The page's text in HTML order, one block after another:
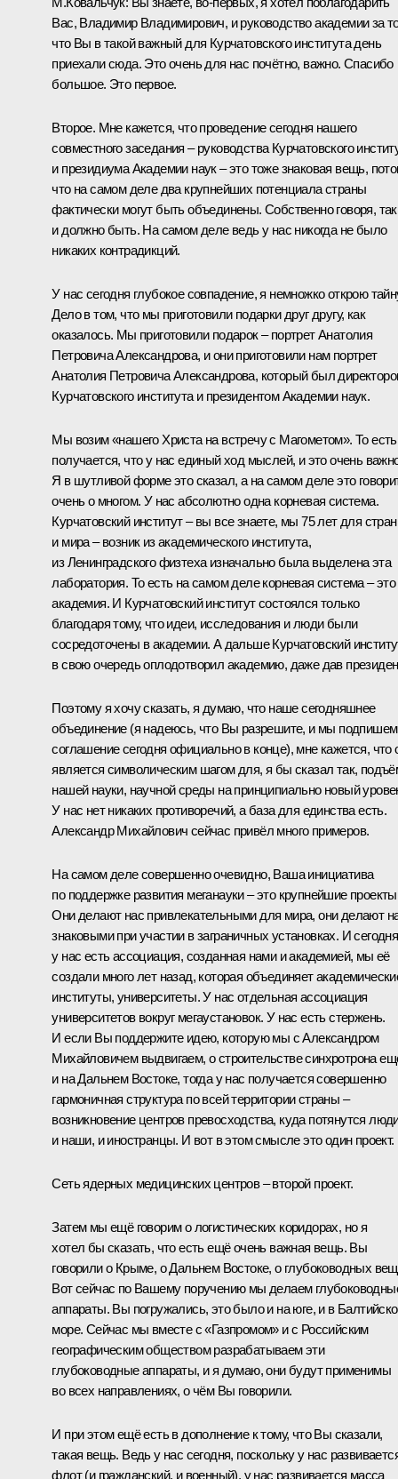
Вас, Владимир Владимирович, и руководство академии за
что Вы в такой важный для Курчатовского института день
приехали сюда. Это очень для нас почётно, важно. Спасибо
большое. Это первое.
Второе. Мне кажется, что проведение сегодня нашего
совместного заседания – руководства Курчатовского
и президиума Академии наук – это тоже знаковая вещь,
что на самом деле два крупнейших потенциала страны
фактически могут быть объединены. Собственно говоря, так
и должно быть. На самом деле ведь у нас никогда не было
никаких контрадикций.
У нас сегодня глубокое совпадение, я немножко открою
Дело в том, что мы приготовили подарки друг другу, как
оказалось. Мы приготовили подарок – портрет Анатолия
Петровича Александрова, и они приготовили нам портрет
Анатолия Петровича Александрова, который был
Курчатовского института и президентом Академии наук.
Мы возим «нашего Христа на встречу с Магометом». То есть
получается, что у нас единый ход мыслей, и это очень
Я в шутливой форме это сказал, а на самом деле это
очень о многом. У нас абсолютно одна корневая система.
Курчатовский институт – вы все знаете, мы 75 лет для
и мира – возник из академического института,
из Ленинградского физтеха изначально была выделена эта
лаборатория. То есть на самом деле корневая система – это
академия. И Курчатовский институт состоялся только
благодаря тому, что идеи, исследования и люди были
сосредоточены в академии. А дальше Курчатовский
в свою очередь оплодотворил академию, даже дав
Поэтому я хочу сказать, я думаю, что наше сегодняшнее
объединение (я надеюсь, что Вы разрешите, и мы подпишем
соглашение сегодня официально в конце), мне кажется, что
является символическим шагом для, я бы сказал так,
нашей науки, научной среды на принципиально новый
У нас нет никаких противоречий, а база для единства есть.
Александр Михайлович сейчас привёл много примеров.
На самом деле совершенно очевидно, Ваша инициатива
по поддержке развития меганауки – это крупнейшие
Они делают нас привлекательными для мира, они делают
знаковыми при участии в заграничных установках. И сегодня
у нас есть ассоциация, созданная нами и академией, мы её
создали много лет назад, которая объединяет
институты, университеты. У нас отдельная ассоциация
университетов вокруг мегаустановок. У нас есть стержень.
И если Вы поддержите идею, которую мы с Александром
Михайловичем выдвигаем, о строительстве синхротрона
и на Дальнем Востоке, тогда у нас получается совершенно
гармоничная структура по всей территории страны –
возникновение центров превосходства, куда потянутся
и наши, и иностранцы. И вот в этом смысле это один проект.
Сеть ядерных медицинских центров – второй проект.
Затем мы ещё говорим о логистических коридорах, но я
хотел бы сказать, что есть ещё очень важная вещь. Вы
говорили о Крыме, о Дальнем Востоке, о глубоководных
Вот сейчас по Вашему поручению мы делаем
аппараты. Вы погружались, это было и на юге, и в
море. Сейчас мы вместе с «Газпромом» и с Российским
географическим обществом разрабатываем эти
глубоководные аппараты, и я думаю, они будут применимы
во всех направлениях, о чём Вы говорили.
И при этом ещё есть в дополнение к тому, что Вы сказали,
такая вещь. Ведь у нас сегодня, поскольку у нас
флот (и гражданский, и военный), у нас развивается масса